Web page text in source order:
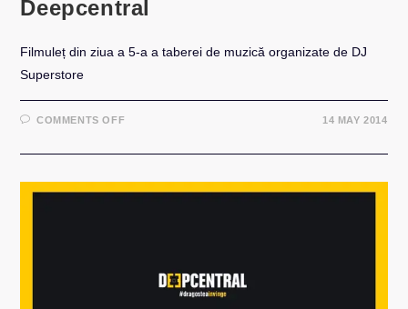
Deepcentral
Filmuleț din ziua a 5-a a taberei de muzică organizate de DJ
Superstore
COMMENTS OFFON
CAMP
–
CURSURI
14 MAY 2014